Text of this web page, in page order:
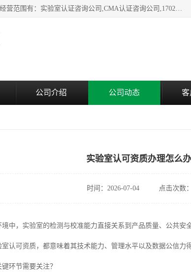
深圳市臻达管理顾问有限公司成立于2006，注册地位于广东深圳市。经营范围有：实验室认证咨询公司,CMA认证咨询公司,17020资质认证辅导机构,CNAS认证咨询,CMA资质办理,CMA咨询,实验室认可咨询,CNAS认可咨询,CNAS认证办理,17025认证咨询,17020认证咨询办理,17020认可咨询等，欢迎有需要的前来咨询。
公司介绍 公司动态 客
实验室认可资质办理怎么
时间：2026-07-04 点击次数
中，实验室的检测与校准能力直接关系到产品质量、公共
认可资质，都意味着其技术能力、管理水平以及数据公信
环节需要关注？